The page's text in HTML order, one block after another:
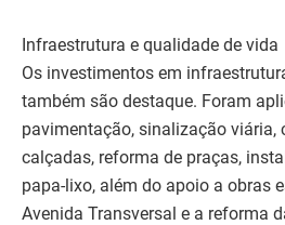
Infraestrutura e qualidade de vida
Os investimentos em
também são destaque. Foram
pavimentação, sinalização viária,
calçadas, reforma de praças,
papa-lixo, além do apoio a obras
Avenida Transversal e a reforma